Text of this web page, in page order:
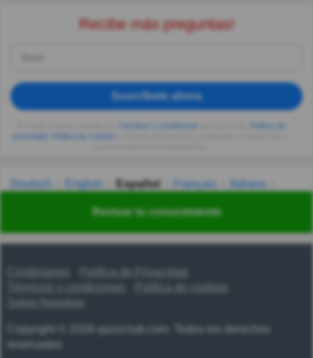
Revisar tu conocimiento
Recibe más preguntas!
Suscríbete ahora
privacidad
Deutsch English Español Français
Italiano
Українська हिन्दी 한국어 汉语
Contáctanos
Política de Privacidad
Términos y condiciones
Copyright © 2026 quizzclub.com. Todos los derechos
reservados